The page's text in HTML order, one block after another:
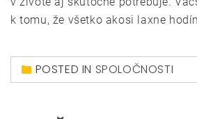
k tomu, že všetko akosi laxne
POSTED IN SPOLOČNOSTI